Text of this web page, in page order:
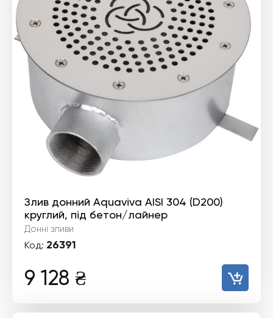
Злив донний Aquaviva AISI 304 (D200)
круглий, під бетон/лайнер
Донні зливи
Код: 26391
9 128 ₴